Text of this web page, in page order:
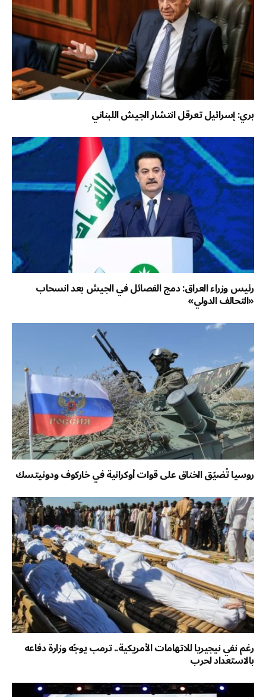
بري: إسرائيل تعرقل انتشار الجيش اللبناني
رئيس وزراء العراق: دمج الفصائل في الجيش بعد انسحاب
«التحالف الدولي»
روسيا تُضيّق الخناق على قوات أوكرانية في خاركوف ودونيتسك
رغم نفي نيجيريا للاتهامات الأمريكية.. ترمب يوجّه وزارة دفاعه
بالاستعداد لحرب